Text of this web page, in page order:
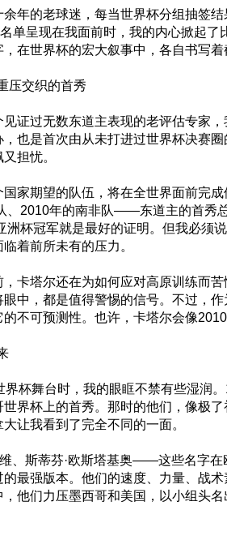
年的老球迷，每当世界杯分组抽签
单呈现在我面前时，我的内心掀起
在世界杯的宏大叙事中，各自书写着
压交织的首秀
证过无数东道主表现的老评估专家
也是首次由从未打进过世界杯决赛
担忧。
家期望的队伍，将在全世界面前完
、2010年的南非队——东道主的首秀
洲杯冠军就是最好的证明。但我必须
着前所未有的压力。
卡塔尔还在为如何应对高原训练而
中，都是值得警惕的信号。不过，
不可预测性。也许，卡塔尔会像
杯舞台时，我的眼眶不禁有些湿润
界杯上的首秀。那时的他们，像极
让我看到了完全不同的一面。
维、斯蒂芬·欧斯塔基奥——这些名字
最强版本。他们的速度、力量、战
他们力压墨西哥和美国，以小组头